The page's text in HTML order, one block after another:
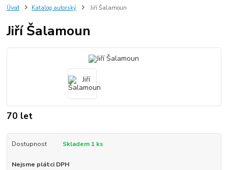
Úvod Katalog autorský Jiří Šalamoun
Jiří Šalamoun
70 let
Dostupnost Skladem 1 ks
Nejsme plátci DPH